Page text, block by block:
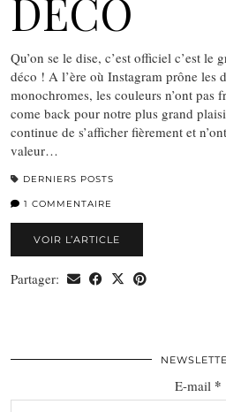
DÉCO
Qu’on se le dise, c’est officiel c’est le
déco ! A l’ère où Instagram prône les
monochromes, les couleurs n’ont pas
come back pour notre plus grand
continue de s’afficher fièrement et
valeur…
DERNIERS POSTS
1 COMMENTAIRE
VOIR L’ARTICLE
Partager:
E-mail *